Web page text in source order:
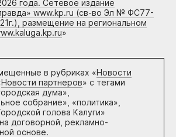
года. Сетевое издание
www.kp.ru (св-во Эл № ФС77-
размещение на региональном
»
в рубриках «Новости
Новости партнеров» с тегами
дума»,
собрание», «политика»,
голова Калуги»
договорной, рекламно-
основе.